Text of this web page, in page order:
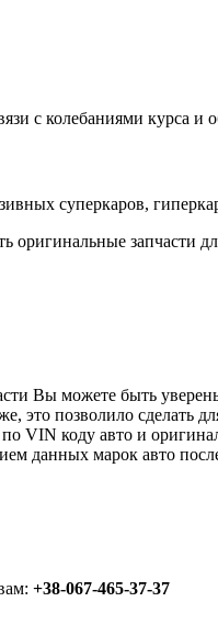
с колебаниями курса
суперкаров,
оригинальные запчасти
Вы можете быть
это позволило сделать
VIN коду авто и
данных марок авто
+38-067-465-37-37